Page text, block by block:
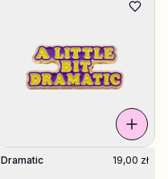
Dramatic 19,00 zł